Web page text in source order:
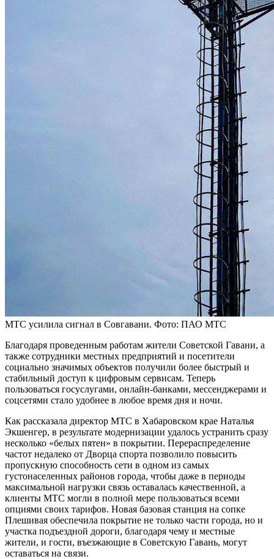
МТС усилила сигнал в Совгавани. Фото: ПАО МТС
Благодаря проведенным работам жители Советской Гавани, а
также сотрудники местных предприятий и посетители
социально значимых объектов получили более быстрый и
стабильный доступ к цифровым сервисам. Теперь
пользоваться госуслугами, онлайн-банками, мессенджерами и
соцсетями стало удобнее в любое время дня и ночи.
Как рассказала директор МТС в Хабаровском крае Наталья
Экшенгер, в результате модернизации удалось устранить сразу
несколько «белых пятен» в покрытии. Перераспределение
частот недалеко от Дворца спорта позволило повысить
пропускную способность сети в одном из самых
густонаселенных районов города, чтобы даже в периоды
максимальной нагрузки связь оставалась качественной, а
клиенты МТС могли в полной мере пользоваться всеми
опциями своих тарифов. Новая базовая станция на сопке
Плешивая обеспечила покрытие не только части города, но и
участка подъездной дороги, благодаря чему и местные
жители, и гости, въезжающие в Советскую Гавань, могут
оставаться на связи.